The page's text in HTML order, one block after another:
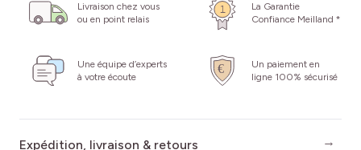
Livraison chez vous
ou en point relais
La Garantie
Confiance Meilland *
Une équipe d’experts
à votre écoute
Un paiement en
ligne 100% sécurisé
Expédition, livraison & retours